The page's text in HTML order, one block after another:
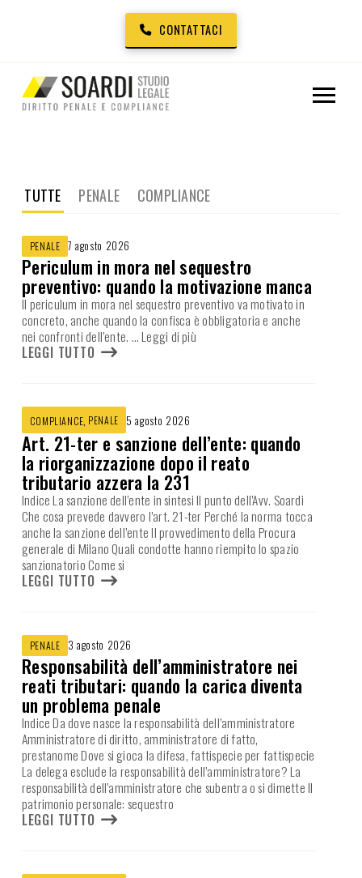
CONTATTACI
TUTTE PENALE COMPLIANCE
PENALE 7 agosto 2026
Periculum in mora nel sequestro
preventivo: quando la motivazione manca
Il periculum in mora nel sequestro preventivo va motivato in
concreto, anche quando la confisca è obbligatoria e anche
nei confronti dell’ente. … Leggi di più
LEGGI TUTTO
COMPLIANCE, PENALE 5 agosto 2026
Art. 21-ter e sanzione dell’ente: quando
la riorganizzazione dopo il reato
tributario azzera la 231
Indice La sanzione dell’ente in sintesi Il punto dell’Avv. Soardi
Che cosa prevede davvero l’art. 21-ter Perché la norma tocca
anche la sanzione dell’ente Il provvedimento della Procura
generale di Milano Quali condotte hanno riempito lo spazio
sanzionatorio Come si
LEGGI TUTTO
PENALE 3 agosto 2026
Responsabilità dell’amministratore nei
reati tributari: quando la carica diventa
un problema penale
Indice Da dove nasce la responsabilità dell’amministratore
Amministratore di diritto, amministratore di fatto,
prestanome Dove si gioca la difesa, fattispecie per fattispecie
La delega esclude la responsabilità dell’amministratore? La
responsabilità dell’amministratore che subentra o si dimette Il
patrimonio personale: sequestro
LEGGI TUTTO